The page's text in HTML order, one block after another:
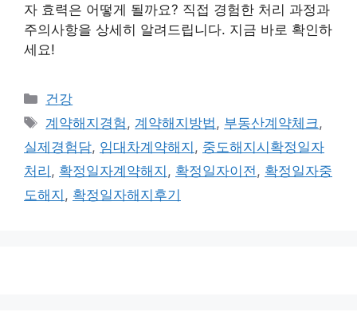
자 효력은 어떻게 될까요? 직접 경험한 처리 과정과
주의사항을 상세히 알려드립니다. 지금 바로 확인하
세요!
카
테
고
리
건강
태
그
계약해지경험 , 계약해지방법 , 부동산계약체크 ,
실제경험담, 임대차계약해지 , 중도해지시확정일자
처리 , 확정일자계약해지 , 확정일자이전 , 확정일자중
도해지 , 확정일자해지후기